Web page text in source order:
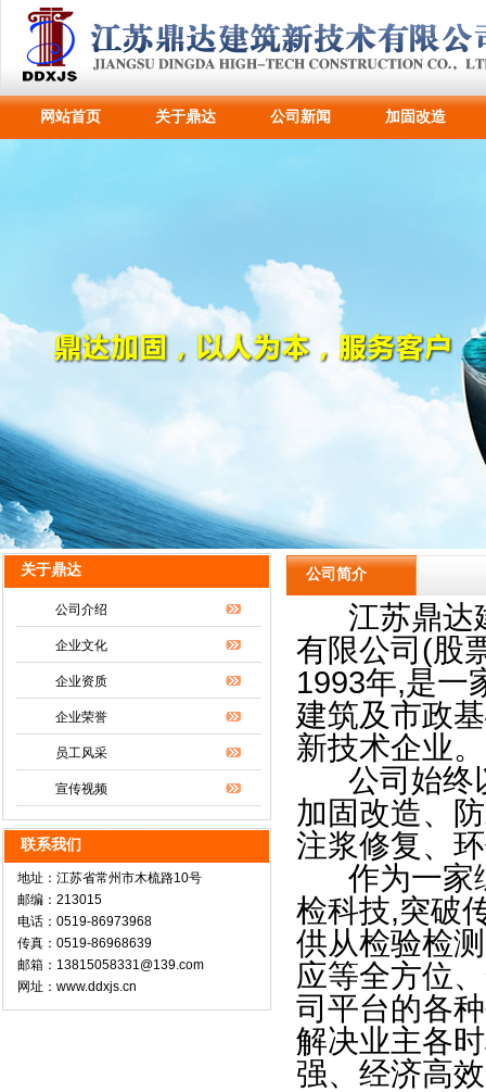
网站首页 关于鼎达 公司新闻 加固改造
关于鼎达
公司介绍
企业文化
企业资质
企业荣誉
员工风采
宣传视频
联系我们
地址：江苏省常州市木梳路10号
邮编：213015
电话：0519-86973968
传真：0519-86968639
邮箱：13815058331@139.com
网址：www.ddxjs.cn
公司简介
江苏鼎达
有限公司(股
1993年,是一
建筑及市政
新技术企业。
公司始终以
加固改造、
注浆修复、
作为一家
检科技,突破
供从检验检
应等全方位
司平台的各
解决业主各
强、经济高